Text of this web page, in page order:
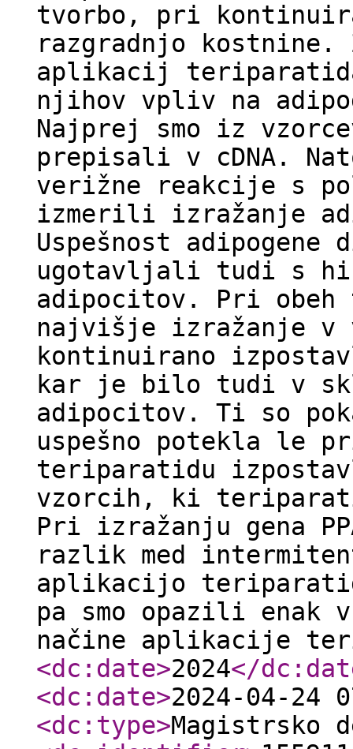
tvorbo, pri
razgradnjo kostnine.
aplikacij
njihov vpliv na
Najprej smo iz
prepisali v cDNA.
verižne reakcije s
izmerili izražanje
Uspešnost
ugotavljali tudi s
adipocitov. Pri obeh
najvišje izražanje
kontinuirano
kar je bilo tudi v
adipocitov. Ti so
uspešno potekla
teriparatidu
vzorcih, ki
Pri izražanju gena
razlik med
aplikacijo
pa smo opazili enak
načine aplikacije
<dc:date>2024</
<dc:date>2024-04-24
<dc:type>Magistrsko